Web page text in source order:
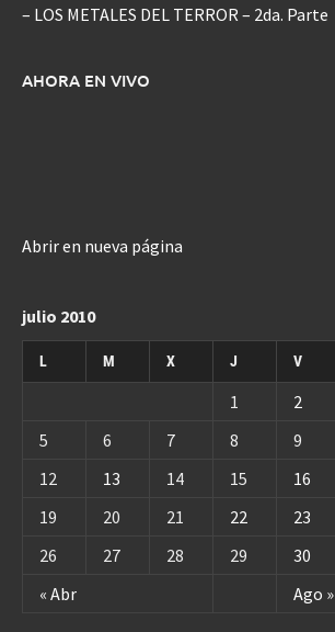
– LOS METALES DEL TERROR – 2da. Parte
AHORA EN VIVO
Abrir en nueva página
julio 2010
L M X J V
« Abr Ago »
1 2
5
6 7 8 9
12
13 14 15 16
19
20 21 22 23
26
27 28 29 30